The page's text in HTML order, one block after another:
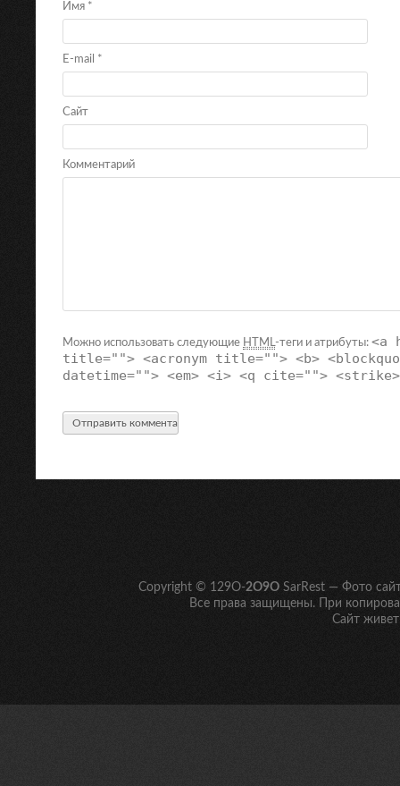
Имя *
E-mail *
Сайт
Комментарий
Можно использовать следующие HTML-теги и атрибуты: <a
title=""> <acronym title=""> <b>
datetime=""> <em> <i> <q cite="">
Copyright © 129O-2O9O SarRest — Фото
Все права защищены. При
Сайт живет